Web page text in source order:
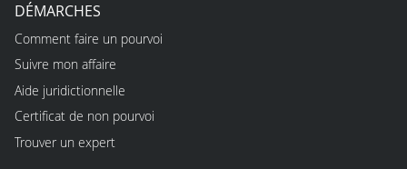
DÉMARCHES
Comment faire un pourvoi
Suivre mon affaire
Aide juridictionnelle
Certificat de non pourvoi
Trouver un expert